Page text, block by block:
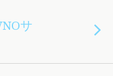
サ